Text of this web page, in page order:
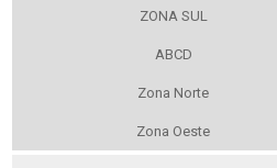
ZONA SUL
ABCD
Zona Norte
Zona Oeste